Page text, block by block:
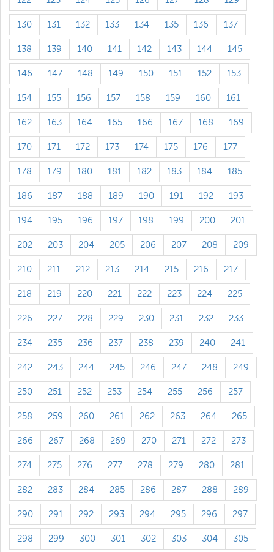
130 131 132 133 134 135 136 137
138 139 140 141 142 143 144 145
146 147 148 149 150 151 152 153
154 155 156 157 158 159 160 161
162 163 164 165 166 167 168 169
170 171 172 173 174 175 176 177
178 179 180 181 182 183 184 185
186 187 188 189 190 191 192 193
194 195 196 197 198 199 200 201
202 203 204 205 206 207 208 209
210 211 212 213 214 215 216 217
218 219 220 221 222 223 224 225
226 227 228 229 230 231 232 233
234 235 236 237 238 239 240 241
242 243 244 245 246 247 248 249
250 251 252 253 254 255 256 257
258 259 260 261 262 263 264 265
266 267 268 269 270 271 272 273
274 275 276 277 278 279 280 281
282 283 284 285 286 287 288 289
290 291 292 293 294 295 296 297
298 299 300 301 302 303 304 305